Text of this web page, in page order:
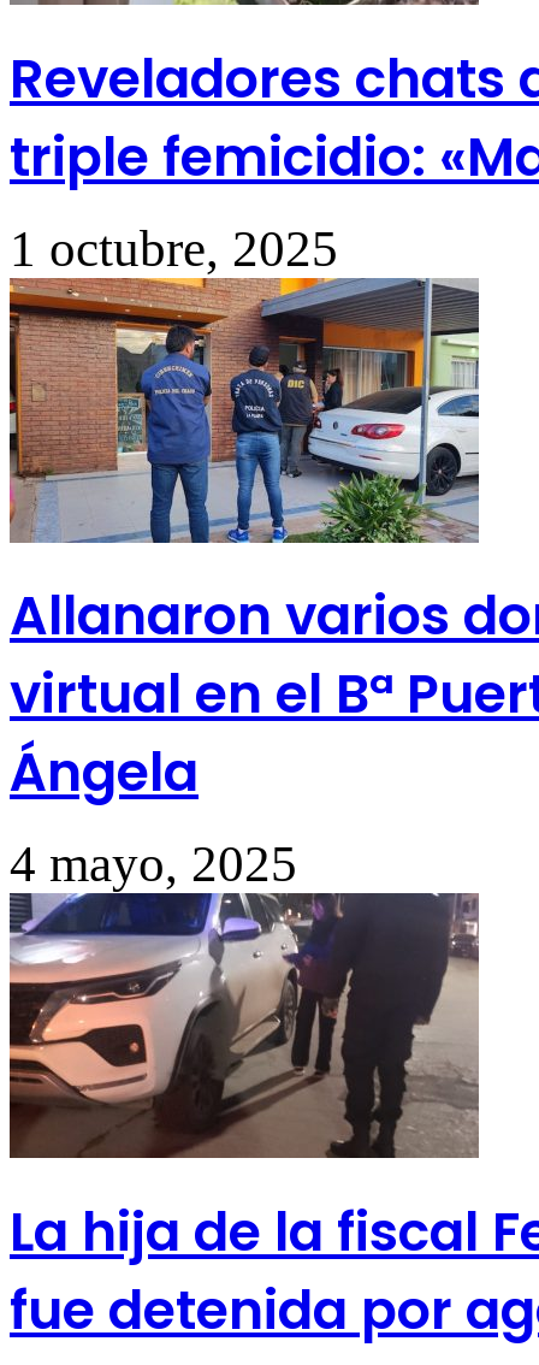
Reveladores chats
triple femicidio:
1 octubre, 2025
Allanaron varios
virtual en el Bª
Ángela
4 mayo, 2025
La hija de la fiscal
fue detenida por